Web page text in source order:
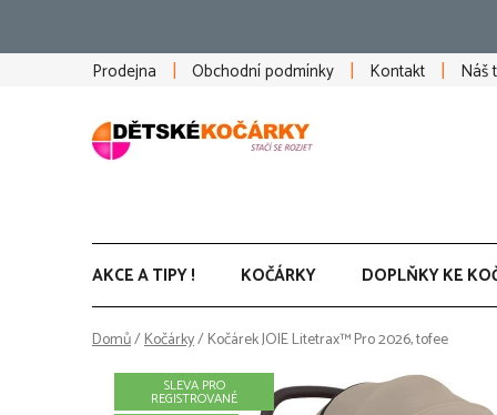
obsah
Prodejna
Obchodní podmínky Kontakt Náš
AKCE A TIPY ! KOČÁRKY DOPLŇKY KE
Domů/Kočárky/Kočárek JOIE Litetrax™ Pro 2026, tofee
SLEVA PRO
REGISTROVANÉ